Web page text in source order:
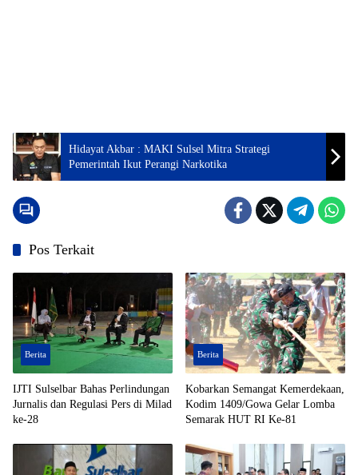
Hidayat Akbar : MAKI Sulsel Mitra Strategi
Pemerintah Ikut Perangi Narkotika
Pos Terkait
Berita
IJTI Sulselbar Bahas Perlindungan
Jurnalis dan Regulasi Pers di Milad
ke-28
Berita
Kobarkan Semangat Kemerdekaan,
Kodim 1409/Gowa Gelar Lomba
Semarak HUT RI Ke-81